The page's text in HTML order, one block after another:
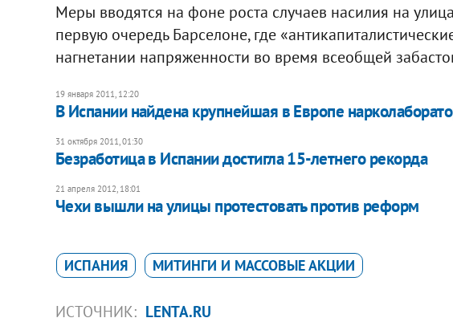
Меры вводятся на фоне роста случаев насилия на
первую очередь Барселоне, где
нагнетании напряженности во время всеобщей
19 января 2011, 12:20
В Испании найдена крупнейшая в Европе
31 октября 2011, 01:30
Безработица в Испании достигла 15-летнего рекорда
21 апреля 2012, 18:01
Чехи вышли на улицы протестовать против реформ
ИСПАНИЯ МИТИНГИ И МАССОВЫЕ АКЦИИ
ИСТОЧНИК: LENTA.RU